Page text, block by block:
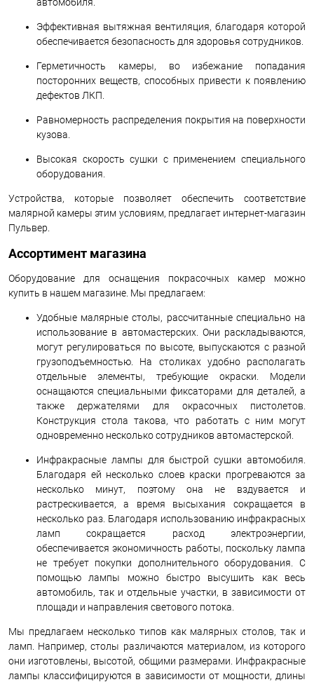
Эффективная вытяжная вентиляция, благодаря которой
обеспечивается безопасность для здоровья сотрудников.
Герметичность камеры, во избежание попадания
посторонних веществ, способных привести к появлению
дефектов ЛКП.
Равномерность распределения покрытия на поверхности
кузова.
Высокая скорость сушки с применением специального
оборудования.
Устройства, которые позволяет обеспечить соответствие
малярной камеры этим условиям, предлагает интернет-магазин
Пульвер.
Ассортимент магазина
Оборудование для оснащения покрасочных камер можно
купить в нашем магазине. Мы предлагаем:
Удобные малярные столы, рассчитанные специально на
использование в автомастерских. Они раскладываются,
могут регулироваться по высоте, выпускаются с разной
грузоподъемностью. На столиках удобно располагать
отдельные элементы, требующие окраски. Модели
оснащаются специальными фиксаторами для деталей, а
также держателями для окрасочных пистолетов.
Конструкция стола такова, что работать с ним могут
одновременно несколько сотрудников автомастерской.
Инфракрасные лампы для быстрой сушки автомобиля.
Благодаря ей несколько слоев краски прогреваются за
несколько минут, поэтому она не вздувается и
растрескивается, а время высыхания сокращается в
несколько раз. Благодаря использованию инфракрасных
ламп сокращается расход электроэнергии,
обеспечивается экономичность работы, поскольку лампа
не требует покупки дополнительного оборудования. С
помощью лампы можно быстро высушить как весь
автомобиль, так и отдельные участки, в зависимости от
площади и направления светового потока.
Мы предлагаем несколько типов как малярных столов, так и
ламп. Например, столы различаются материалом, из которого
они изготовлены, высотой, общими размерами. Инфракрасные
лампы классифицируются в зависимости от мощности, длины